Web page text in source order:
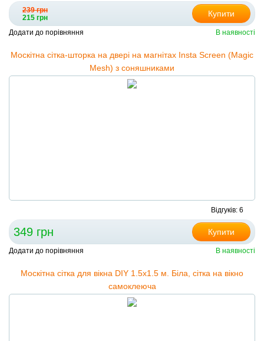
239 грн
215 грн
Купити
Додати до порівняння В наявності
Москітна сітка-шторка на двері на магнітах Insta Screen (Magic
Mesh) з соняшниками
Відгуків: 6
349 грн Купити
Додати до порівняння В наявності
Москітна сітка для вікна DIY 1.5х1.5 м. Біла, сітка на вікно
самоклеюча